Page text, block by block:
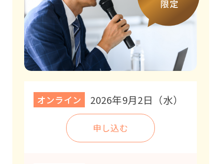
申し込む
北海道 2026年10月30日（金）
大阪 2026年11月12日（木）
限定
オンライン 2026年9月2日（水）
申し込む